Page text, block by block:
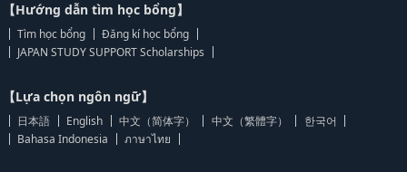
【Hướng dẫn tìm học bổng】
Tìm học bổng
Đăng kí học bổng
JAPAN STUDY SUPPORT Scholarships
【Lựa chọn ngôn ngữ】
日本語 English 中文（简体字） 中文（繁體字）
한국어
Bahasa Indonesia
ภาษาไทย